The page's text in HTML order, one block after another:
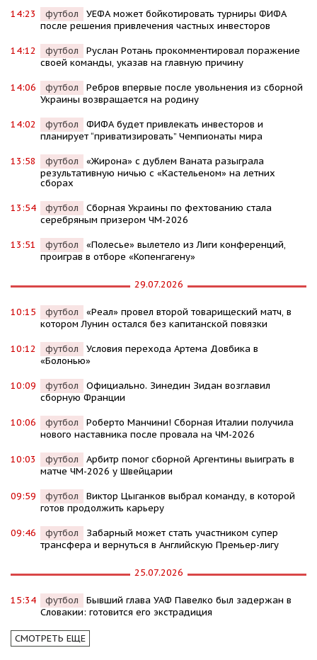
14:23 футбол
УЕФА может бойкотировать турниры ФИФА
после решения привлечения частных инвесторов
14:12 футбол
Руслан Ротань прокомментировал поражение
своей команды, указав на главную причину
14:06 футбол
Ребров впервые после увольнения из сборной
Украины возвращается на родину
14:02 футбол
ФИФА будет привлекать инвесторов и
планирует “приватизировать” Чемпионаты мира
13:58 футбол
«Жирона» с дублем Ваната разыграла
результативную ничью с «Кастельеном» на летних
сборах
13:54 футбол
Сборная Украины по фехтованию стала
серебряным призером ЧМ-2026
13:51 футбол
«Полесье» вылетело из Лиги конференций,
проиграв в отборе «Копенгагену»
29.07.2026
10:15 футбол
«Реал» провел второй товарищеский матч, в
котором Лунин остался без капитанской повязки
10:12 футбол
Условия перехода Артема Довбика в
«Болонью»
10:09 футбол
Официально. Зинедин Зидан возглавил
сборную Франции
10:06 футбол
Роберто Манчини! Сборная Италии получила
нового наставника после провала на ЧМ-2026
10:03 футбол
Арбитр помог сборной Аргентины выиграть в
матче ЧМ-2026 у Швейцарии
09:59 футбол
Виктор Цыганков выбрал команду, в которой
готов продолжить карьеру
09:46 футбол
Забарный может стать участником супер
трансфера и вернуться в Английскую Премьер-лигу
25.07.2026
15:34 футбол
Бывший глава УАФ Павелко был задержан в
Словакии: готовится его экстрадиция
СМОТРЕТЬ ЕЩЕ